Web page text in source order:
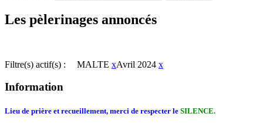
Les pèlerinages annoncés
Filtre(s) actif(s) : MALTE xAvril 2024 x
Information
Lieu de prière et recueillement, merci de respecter le SILENCE.